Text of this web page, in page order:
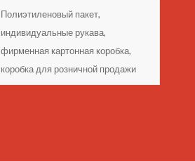
Полиэтиленовый пакет,
индивидуальные рукава,
фирменная картонная коробка,
коробка для розничной продажи